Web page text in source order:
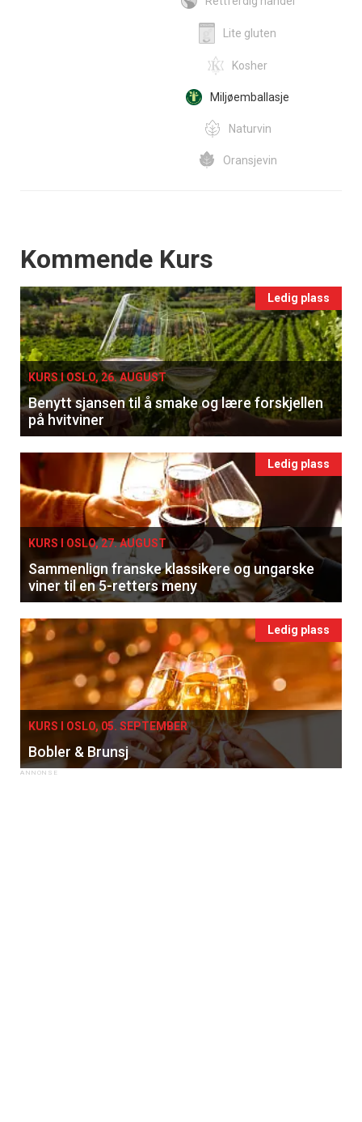
Lite gluten
Kosher
Miljøemballasje
Naturvin
Oransjevin
Events
Kommende Kurs
Ledig plass
KURS I OSLO, 26. AUGUST
Benytt sjansen til å smake og lære forskjellen
på hvitviner
Ledig plass
KURS I OSLO, 27. AUGUST
Sammenlign franske klassikere og ungarske
viner til en 5-retters meny
Ledig plass
KURS I OSLO, 05. SEPTEMBER
Bobler & Brunsj